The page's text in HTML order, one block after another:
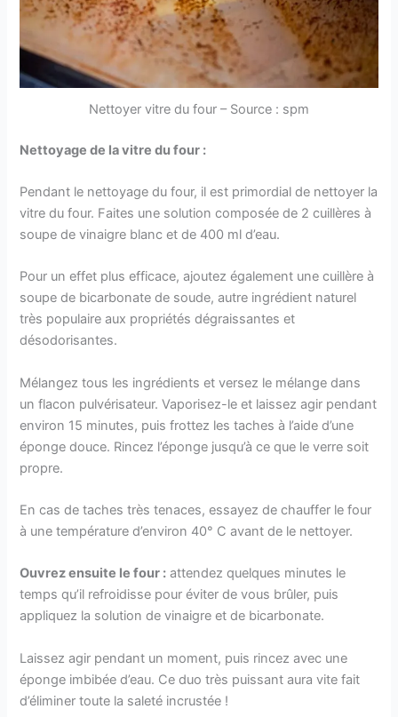
Nettoyer vitre du four – Source : spm
Nettoyage de la vitre du four :
Pendant le nettoyage du four, il est primordial de nettoyer la
vitre du four. Faites une solution composée de 2 cuillères à
soupe de vinaigre blanc et de 400 ml d’eau.
Pour un effet plus efficace, ajoutez également une cuillère à
soupe de bicarbonate de soude, autre ingrédient naturel
très populaire aux propriétés dégraissantes et
désodorisantes.
Mélangez tous les ingrédients et versez le mélange dans
un flacon pulvérisateur. Vaporisez-le et laissez agir pendant
environ 15 minutes, puis frottez les taches à l’aide d’une
éponge douce. Rincez l’éponge jusqu’à ce que le verre soit
propre.
En cas de taches très tenaces, essayez de chauffer le four
à une température d’environ 40° C avant de le nettoyer.
Ouvrez ensuite le four : attendez quelques minutes le
temps qu’il refroidisse pour éviter de vous brûler, puis
appliquez la solution de vinaigre et de bicarbonate.
Laissez agir pendant un moment, puis rincez avec une
éponge imbibée d’eau. Ce duo très puissant aura vite fait
d’éliminer toute la saleté incrustée !